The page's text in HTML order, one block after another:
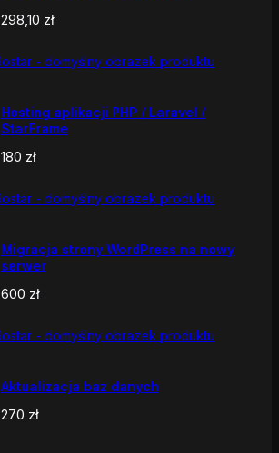
298,10 zł
Hosting aplikacji PHP / Laravel /
StarFrame
180 zł
Migracja strony WordPress na nowy
serwer
600 zł
Aktualizacja baz danych
270 zł